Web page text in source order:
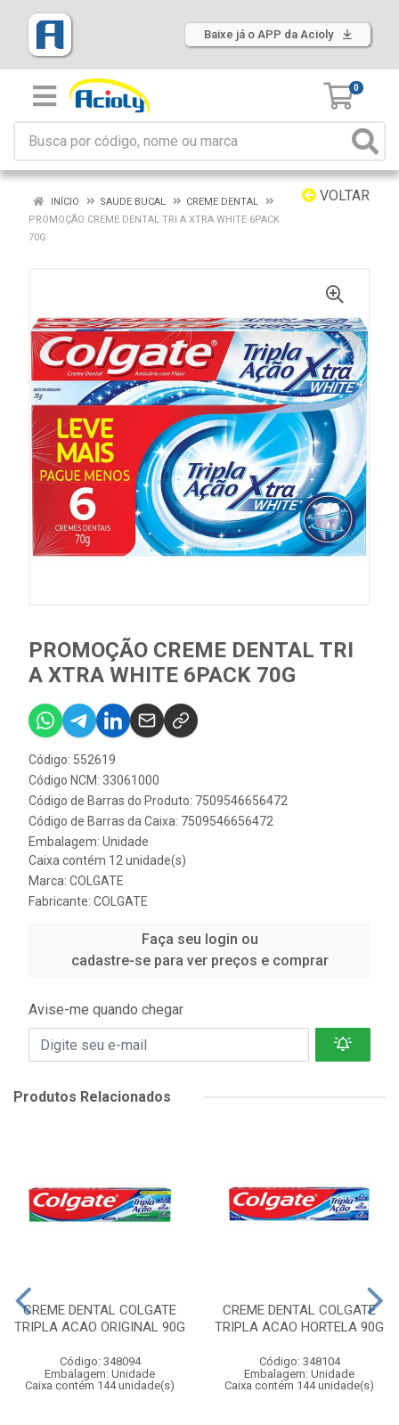
Baixe já o APP da Acioly
0
VOLTAR
INÍCIO SAUDE BUCAL
CREME DENTAL
PROMOÇÃO CREME DENTAL TRI A XTRA WHITE 6PACK
70G
PROMOÇÃO CREME DENTAL TRI
A XTRA WHITE 6PACK 70G
Código: 552619
Código NCM: 33061000
Código de Barras do Produto: 7509546656472
Código de Barras da Caixa: 7509546656472
Embalagem: Unidade
Caixa contém 12 unidade(s)
Marca: COLGATE
Fabricante: COLGATE
Faça seu login ou
cadastre-se para ver preços e comprar
Avise-me quando chegar
Produtos Relacionados
CREME DENTAL COLGATE
TRIPLA ACAO ORIGINAL 90G
Código: 348094
Embalagem: Unidade
Caixa contém 144 unidade(s)
CREME DENTAL COLGATE
TRIPLA ACAO HORTELA 90G
Código: 348104
Embalagem: Unidade
Caixa contém 144 unidade(s)